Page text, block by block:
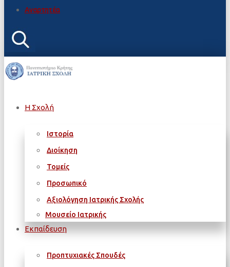
Αναρτητέα
Η Σχολή
Ιστορία
Διοίκηση
Τομείς
Προσωπικό
Αξιολόγηση Ιατρικής Σχολής
Μουσείο Ιατρικής
Εκπαίδευση
Προπτυχιακές Σπουδές